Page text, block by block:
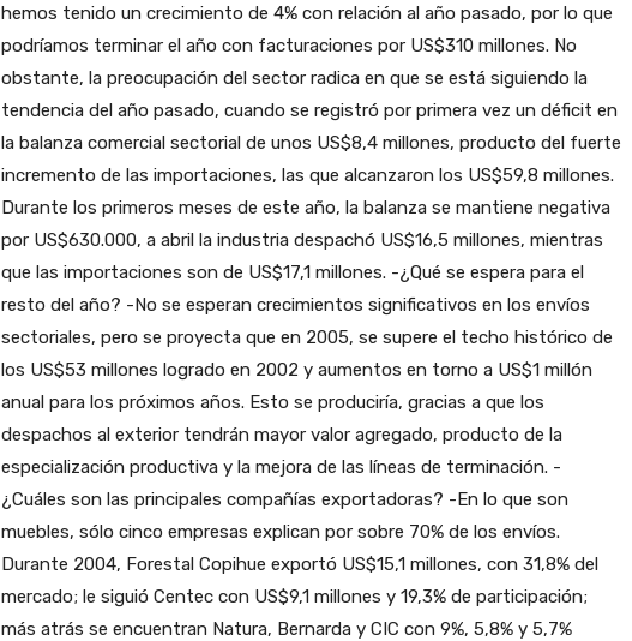
hemos tenido un crecimiento de 4% con relación al año pasado, por lo que
podríamos terminar el año con facturaciones por US$310 millones. No
obstante, la preocupación del sector radica en que se está siguiendo la
tendencia del año pasado, cuando se registró por primera vez un déficit en
la balanza comercial sectorial de unos US$8,4 millones, producto del fuerte
incremento de las importaciones, las que alcanzaron los US$59,8 millones.
Durante los primeros meses de este año, la balanza se mantiene negativa
por US$630.000, a abril la industria despachó US$16,5 millones, mientras
que las importaciones son de US$17,1 millones. -¿Qué se espera para el
resto del año? -No se esperan crecimientos significativos en los envíos
sectoriales, pero se proyecta que en 2005, se supere el techo histórico de
los US$53 millones logrado en 2002 y aumentos en torno a US$1 millón
anual para los próximos años. Esto se produciría, gracias a que los
despachos al exterior tendrán mayor valor agregado, producto de la
especialización productiva y la mejora de las líneas de terminación. -
¿Cuáles son las principales compañías exportadoras? -En lo que son
muebles, sólo cinco empresas explican por sobre 70% de los envíos.
Durante 2004, Forestal Copihue exportó US$15,1 millones, con 31,8% del
mercado; le siguió Centec con US$9,1 millones y 19,3% de participación;
más atrás se encuentran Natura, Bernarda y CIC con 9%, 5,8% y 5,7%